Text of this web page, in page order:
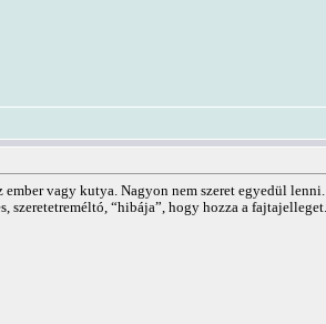
vagy kutya. Nagyon nem szeret egyedül
“hibája”, hogy hozza a